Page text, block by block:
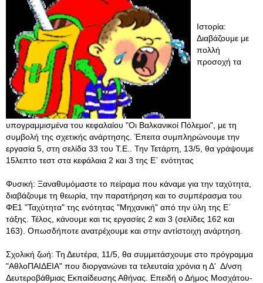
Ιστορία:
Διαβάζουμε με
πολλή
προσοχή τα
υπογραμμισμένα του κεφαλαίου "Οι Βαλκανικοί Πόλεμοι", με τη
συμβολή της σχετικής ανάρτησης. Έπειτα συμπληρώνουμε την
εργασία 5, στη σελίδα 33 του Τ.Ε.. Την Τετάρτη, 13/5, θα γράψουμε
15λεπτο τεστ στα κεφάλαια 2 και 3 της Ε΄ ενότητας
Φυσική: Ξαναθυμόμαστε το πείραμα που κάναμε για την ταχύτητα,
διαβάζουμε τη θεωρία, την παρατήρηση και το συμπέρασμα του
ΦΕ1 "Ταχύτητα" της ενότητας "Μηχανική" από την ύλη της Ε΄
τάξης. Τέλος, κάνουμε και τις εργασίες 2 και 3 (σελίδες 162 και
163). Οπωσδήποτε ανατρέχουμε και στην αντίστοιχη ανάρτηση.
Σχολική ζωή: Τη Δευτέρα, 11/5, θα συμμετάσχουμε στο πρόγραμμα
"ΑθλοΠΑΙΔΕΙΑ" που διοργανώνει τα τελευταία χρόνια η Δ' Δ/νση
Δευτεροβάθμιας Εκπαίδευσης Αθήνας. Επειδή ο Δήμος Μοσχάτου-